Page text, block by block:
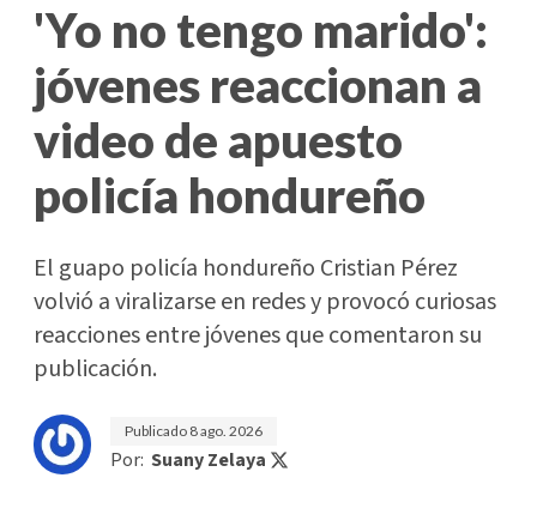
'Yo no tengo marido':
jóvenes reaccionan a
video de apuesto
policía hondureño
El guapo policía hondureño Cristian Pérez
volvió a viralizarse en redes y provocó curiosas
reacciones entre jóvenes que comentaron su
publicación.
Publicado 8 ago. 2026
Por: Suany Zelaya